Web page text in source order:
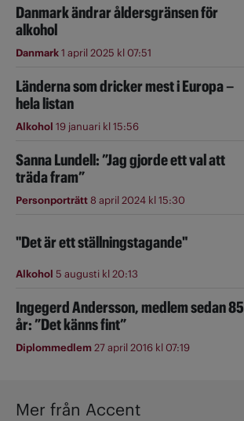
Danmark ändrar åldersgränsen för
alkohol
Danmark1 april 2025 kl 07:51
Länderna som dricker mest i Europa –
hela listan
Alkohol 19 januari kl 15:56
Sanna Lundell: ”Jag gjorde ett val att
träda fram”
Personporträtt8 april 2024 kl 15:30
"Det är ett ställningstagande"
Alkohol 5 augusti kl 20:13
Ingegerd Andersson, medlem sedan 85
år: ”Det känns fint”
Diplommedlem27 april 2016 kl 07:19
Mer från Accent